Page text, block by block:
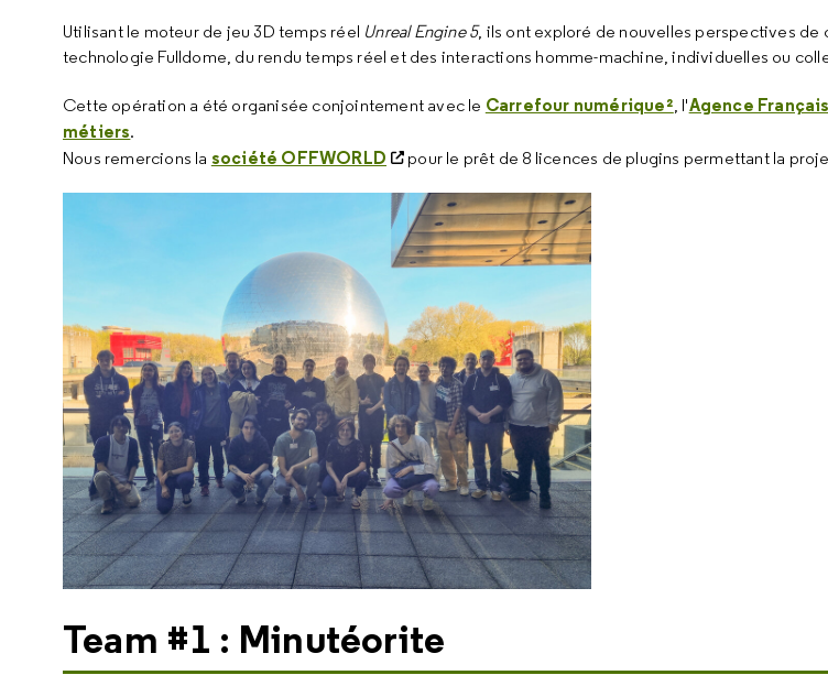
Utilisant le moteur de jeu 3D temps réel Unreal Engine 5, ils ont exploré de nouvelles perspectives de
technologie Fulldome, du rendu temps réel et des interactions homme-machine, individuelles ou
Cette opération a été organisée conjointement avec le Carrefour numérique², l'Agence
métiers.
Nous remercions la société OFFWORLD pour le prêt de 8 licences de plugins permettant la
Team #1 : Minutéorite